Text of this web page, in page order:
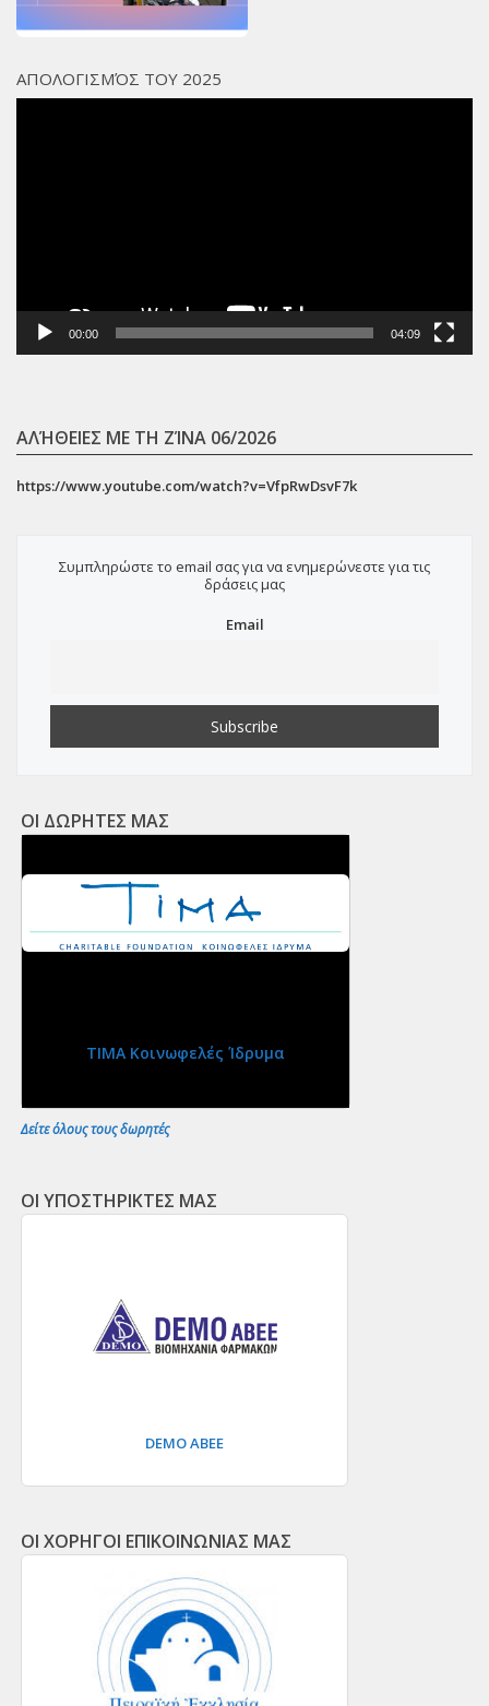
ΑΠΟΛΟΓΙΣΜΌΣ ΤΟΥ 2025
00:00 04:09
ΑΛΉΘΕΙΕΣ ΜΕ ΤΗ ΖΊΝΑ 06/2026
https://www.youtube.com/watch?v=VfpRwDsvF7k
Συμπληρώστε το email σας για να ενημερώνεστε για τις
δράσεις μας
Email
ΟΙ ΔΩΡΗΤΕΣ ΜΑΣ
ΤΙΜΑ Κοινωφελές Ίδρυμα
Δείτε όλους τους δωρητές
ΟΙ ΥΠΟΣΤΗΡΙΚΤΕΣ ΜΑΣ
DEMO ΑΒΕΕ
ΟΙ ΧΟΡΗΓΟΙ ΕΠΙΚΟΙΝΩΝΙΑΣ ΜΑΣ